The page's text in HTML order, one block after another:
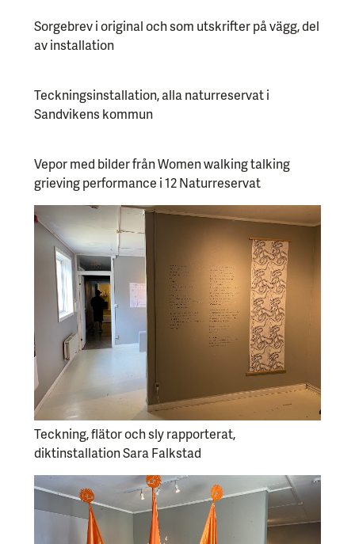
Sorgebrev i original och som utskrifter på vägg, del
av installation
Teckningsinstallation, alla naturreservat i
Sandvikens kommun
Vepor med bilder från Women walking talking
grieving performance i 12 Naturreservat
Teckning, flätor och sly rapporterat,
diktinstallation Sara Falkstad